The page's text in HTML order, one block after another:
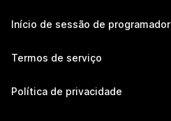
Início de sessão de programador
Termos de serviço
Política de privacidade